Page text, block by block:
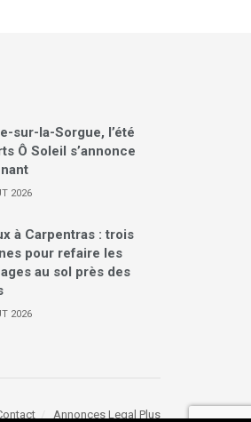
sur-la-Sorgue, l’été
Ô Soleil s’annonce
2026
à Carpentras : trois
pour refaire les
au sol près des
2026
Annonces Legal Plus